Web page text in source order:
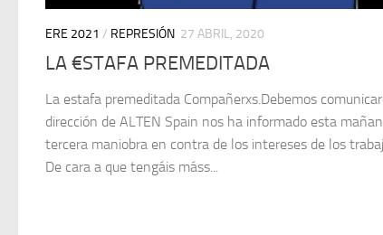
ERE 2021 / REPRESIÓN 27 ABRIL, 2020
LA €STAFA PREMEDITADA
La estafa premeditada Compañerxs.Debemos
dirección de ALTEN Spain nos ha informado esta
tercera maniobra en contra de los intereses de los
De cara a que tengáis máss...